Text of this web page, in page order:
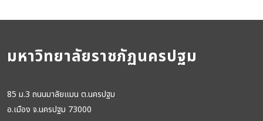
มหาวิทยาลัยราชภัฏนครปฐม
85 ม.3 ถนนมาลัยแมน ต.นครปฐม
อ.เมือง จ.นครปฐม 73000